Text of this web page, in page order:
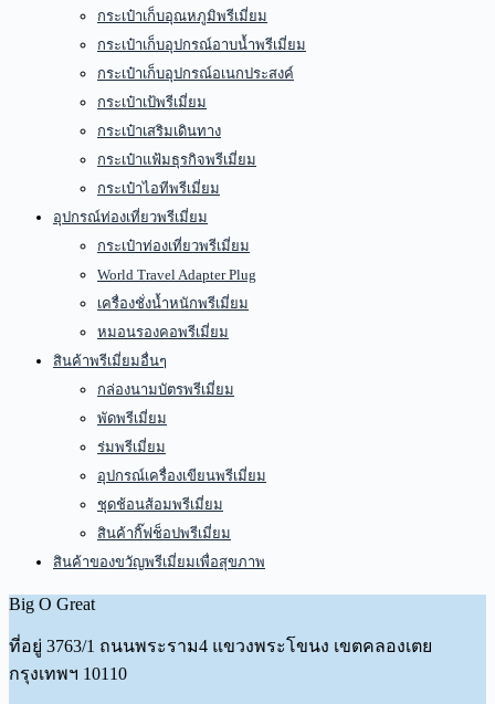
กระเป๋าเก็บอุณหภูมิพรีเมี่ยม
กระเป๋าเก็บอุปกรณ์อาบน้ำพรีเมี่ยม
กระเป๋าเก็บอุปกรณ์อเนกประสงค์
กระเป๋าเป้พรีเมี่ยม
กระเป๋าเสริมเดินทาง
กระเป๋าแฟ้มธุรกิจพรีเมี่ยม
กระเป๋าไอทีพรีเมี่ยม
อุปกรณ์ท่องเที่ยวพรีเมี่ยม
กระเป๋าท่องเที่ยวพรีเมี่ยม
World Travel Adapter Plug
เครื่องชั่งน้ำหนักพรีเมี่ยม
หมอนรองคอพรีเมี่ยม
สินค้าพรีเมี่ยมอื่นๆ
กล่องนามบัตรพรีเมี่ยม
พัดพรีเมี่ยม
ร่มพรีเมี่ยม
อุปกรณ์เครื่องเขียนพรีเมี่ยม
ชุดช้อนส้อมพรีเมี่ยม
สินค้ากิ๊ฟช็อปพรีเมี่ยม
สินค้าของขวัญพรีเมี่ยมเพื่อสุขภาพ
Big O Great
ที่อยู่ 3763/1 ถนนพระราม4 แขวงพระโขนง เขตคลองเตย
กรุงเทพฯ 10110